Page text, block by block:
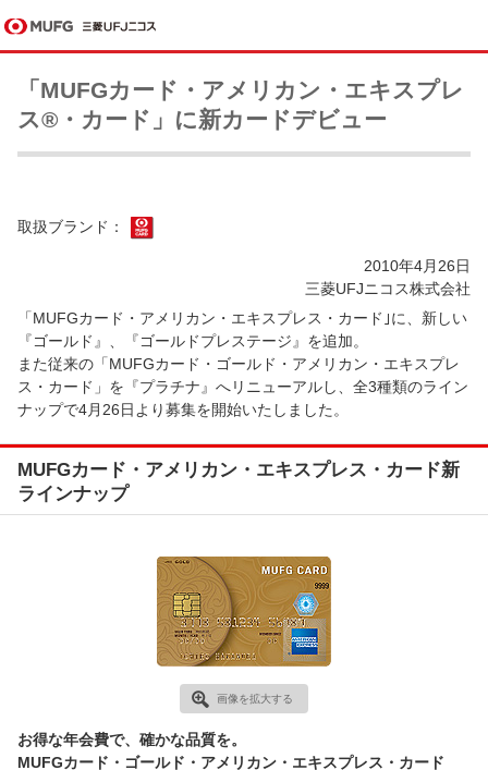
「MUFGカード・アメリカン・エキスプレ
ス®・カード」に新カードデビュー
取扱ブランド：
2010年4月26日
三菱UFJニコス株式会社
「MUFGカード・アメリカン・エキスプレス・カード｣に、新しい
『ゴールド』、『ゴールドプレステージ』を追加。
また従来の「MUFGカード・ゴールド・アメリカン・エキスプレ
ス・カード」を『プラチナ』へリニューアルし、全3種類のライン
ナップで4月26日より募集を開始いたしました。
MUFGカード・アメリカン・エキスプレス・カード新
ラインナップ
画像を拡大する
お得な年会費で、確かな品質を。
MUFGカード・ゴールド・アメリカン・エキスプレス・カード